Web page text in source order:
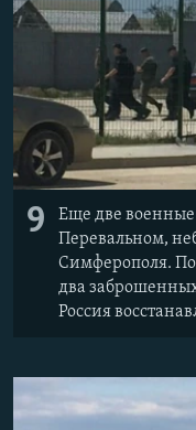
9
Еще две военные
Перевальном,
Симферополя. По
два
Россия